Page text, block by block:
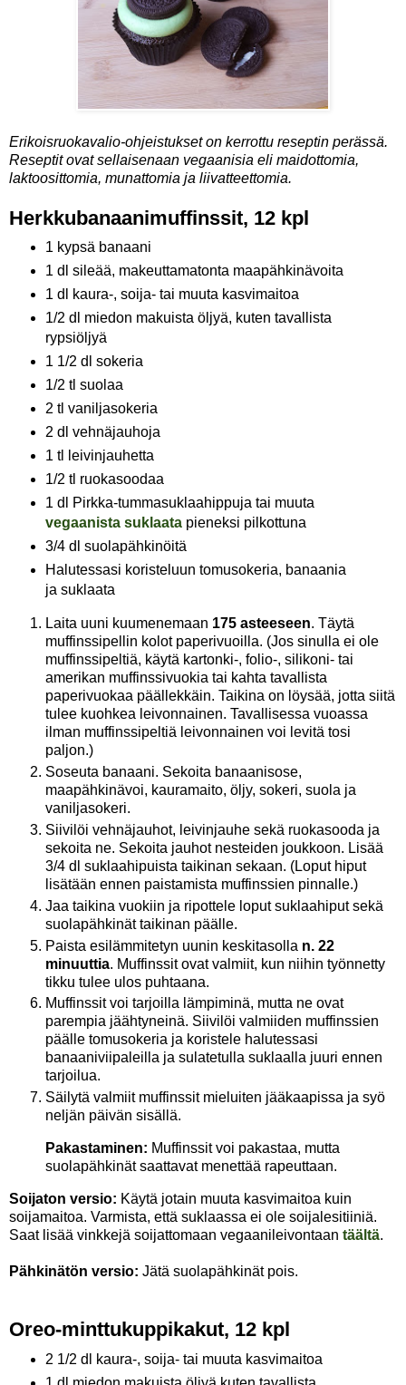
Erikoisruokavalio-ohjeistukset on kerrottu reseptin perässä.
Reseptit ovat sellaisenaan vegaanisia eli maidottomia,
laktoosittomia, munattomia ja liivatteettomia.
Herkkubanaanimuffinssit, 12 kpl
1 kypsä banaani
1 dl sileää, makeuttamatonta maapähkinävoita
1 dl kaura-, soija- tai muuta kasvimaitoa
1/2 dl miedon makuista öljyä, kuten tavallista
rypsiöljyä
1 1/2 dl sokeria
1/2 tl suolaa
2 tl vaniljasokeria
2 dl vehnäjauhoja
1 tl leivinjauhetta
1/2 tl ruokasoodaa
1 dl Pirkka-tummasuklaahippuja tai muuta
vegaanista suklaatapieneksi pilkottuna
3/4 dl suolapähkinöitä
Halutessasi koristeluun tomusokeria, banaania
ja suklaata
Laita uuni kuumenemaan 175 asteeseen. Täytä
muffinssipellin kolot paperivuoilla. (Jos sinulla ei ole
muffinssipeltiä, käytä kartonki-, folio-, silikoni- tai
amerikan muffinssivuokia tai kahta tavallista
paperivuokaa päällekkäin. Taikina on löysää, jotta siitä
tulee kuohkea leivonnainen. Tavallisessa vuoassa
ilman muffinssipeltiä leivonnainen voi levitä tosi
paljon.)
Soseuta banaani. Sekoita banaanisose,
maapähkinävoi, kauramaito, öljy, sokeri, suola ja
vaniljasokeri.
Siivilöi vehnäjauhot, leivinjauhe sekä ruokasooda ja
sekoita ne. Sekoita jauhot nesteiden joukkoon. Lisää
3/4 dl suklaahipuista taikinan sekaan. (Loput hiput
lisätään ennen paistamista muffinssien pinnalle.)
Jaa taikina vuokiin ja ripottele loput suklaahiput sekä
suolapähkinät taikinan päälle.
Paista esilämmitetyn uunin keskitasolla n. 22
minuuttia. Muffinssit ovat valmiit, kun niihin työnnetty
tikku tulee ulos puhtaana.
Muffinssit voi tarjoilla lämpiminä, mutta ne ovat
parempia jäähtyneinä. Siivilöi valmiiden muffinssien
päälle tomusokeria ja koristele halutessasi
banaaniviipaleilla ja sulatetulla suklaalla juuri ennen
tarjoilua.
Säilytä valmiit muffinssit mieluiten jääkaapissa ja syö
neljän päivän sisällä.
Pakastaminen: Muffinssit voi pakastaa, mutta
suolapähkinät saattavat menettää rapeuttaan.
Soijaton versio: Käytä jotain muuta kasvimaitoa kuin
soijamaitoa. Varmista, että suklaassa ei ole soijalesitiiniä.
Saat lisää vinkkejä soijattomaan vegaanileivontaan täältä.
Pähkinätön versio: Jätä suolapähkinät pois.
Oreo-minttukuppikakut, 12 kpl
2 1/2 dl kaura-, soija- tai muuta kasvimaitoa